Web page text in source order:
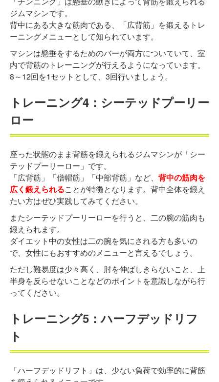
ジムマシンです。
背中にある大きな筋肉である、「広背筋」を鍛えるトレ
ーニングメニューとして知られています。
マシンは懸垂をするためのバーが両方についていて、室
内で背筋のトレーニングが行えるようになっています。
8～12回を1セットとして、3回行いましょう。
トレーニング4：シーテッドプーリー
ロー
座った状態のまま背筋を鍛えられるジムマシンが「シー
テッドプーリーロー」です。
「広背筋」「僧帽筋」「中部背筋」など、 背中の筋肉を
広く鍛えられることが特徴となります。背中全体を鍛え
たい方はぜひ実践してみてください。
またシーテッドプーリーローを行うと、二の腕の筋肉も
鍛えられます。
ダイエット中の女性は二の腕を気にされる方も多いの
で、女性にもおすすめのメニューと言えるでしょう。
ただし難易度は少々高く、肘を伸ばしきらないこと、上
半身を反らせないことなどのポイントを意識しながら行
ってください。
トレーニング5：ハーフデッドリフ
ト
「ハーフデッドリフト」は、少ない負荷で効率的に背筋